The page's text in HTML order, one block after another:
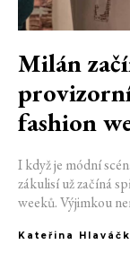
Milán
fashion
I když je módní
zákulisí už začíná
weeků. Výjimkou
22. do 28. září
Kateřina